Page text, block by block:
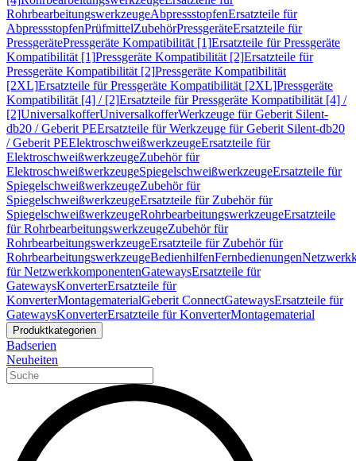
RohrbearbeitungswerkzeugeAbpressstopfenErsatzteile für
AbpressstopfenPrüfmittelZubehörPressgeräteErsatzteile für
PressgerätePressgeräte Kompatibilität [1]Ersatzteile für Pressgeräte
Kompatibilität [1]Pressgeräte Kompatibilität [2]Ersatzteile für
Pressgeräte Kompatibilität [2]Pressgeräte Kompatibilität
[2XL]Ersatzteile für Pressgeräte Kompatibilität [2XL]Pressgeräte
Kompatibilität [4] / [2]Ersatzteile für Pressgeräte Kompatibilität [4] /
[2]UniversalkofferUniversalkofferWerkzeuge für Geberit Silent-
db20 / Geberit PEErsatzteile für Werkzeuge für Geberit Silent-db20
/ Geberit PEElektroschweißwerkzeugeErsatzteile für
ElektroschweißwerkzeugeZubehör für
ElektroschweißwerkzeugeSpiegelschweißwerkzeugeErsatzteile für
SpiegelschweißwerkzeugeZubehör für
SpiegelschweißwerkzeugeErsatzteile für Zubehör für
SpiegelschweißwerkzeugeRohrbearbeitungswerkzeugeErsatzteile
für RohrbearbeitungswerkzeugeZubehör für
RohrbearbeitungswerkzeugeErsatzteile für Zubehör für
RohrbearbeitungswerkzeugeBedienhilfenFernbedienungen
für NetzwerkkomponentenGatewaysErsatzteile für
GatewaysKonverterErsatzteile für
KonverterMontagematerialGeberit ConnectGatewaysErsatzteile für
GatewaysKonverterErsatzteile für KonverterMontagematerial
Produktkategorien
Badserien
Neuheiten